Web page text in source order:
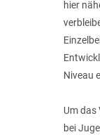
hier
Niveau
Um das
bei